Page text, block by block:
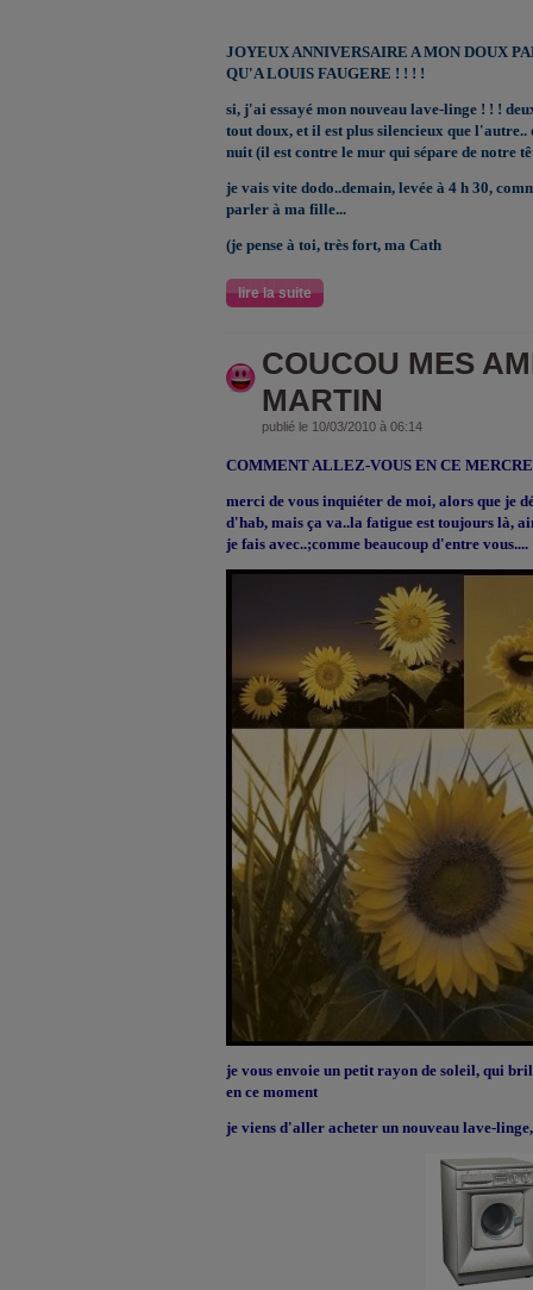
JOYEUX ANNIVERSAIRE A MON DOUX
QU'A LOUIS FAUGERE ! ! ! !
si, j'ai essayé mon nouveau lave-linge ! ! !
tout doux, et il est plus silencieux que
nuit (il est contre le mur qui sépare de notre
je vais vite dodo..demain, levée à 4 h 30,
parler à ma fille...
(je pense à toi, très fort, ma Cath
lire la suite
COUCOU MES
MARTIN
publié le 10/03/2010 à 06:14
COMMENT ALLEZ-VOUS EN CE
merci de vous inquiéter de moi, alors que je
d'hab, mais ça va..la fatigue est toujours là,
je fais avec..;comme beaucoup d'entre vous....
je vous envoie un petit rayon de soleil, qui
en ce moment
je viens d'aller acheter un nouveau lave-